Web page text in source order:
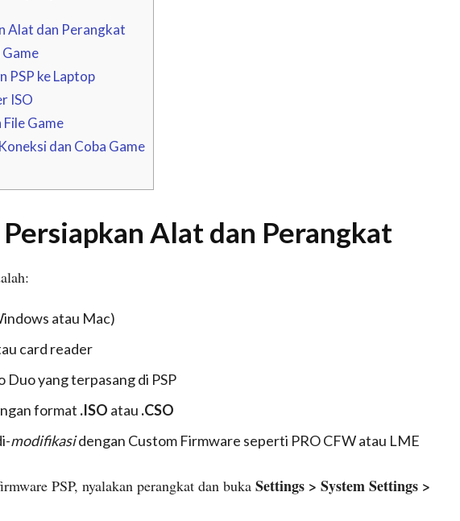
Alat dan Perangkat
PSP ke Laptop
ISO
Game
dan Coba Game
Alat dan Perangkat
atau Mac)
card reader
Duo yang terpasang di PSP
format .ISO atau .CSO
modifikasidengan Custom Firmware seperti PRO CFW atau LME
PSP, nyalakan perangkat dan buka Settings > System Settings >